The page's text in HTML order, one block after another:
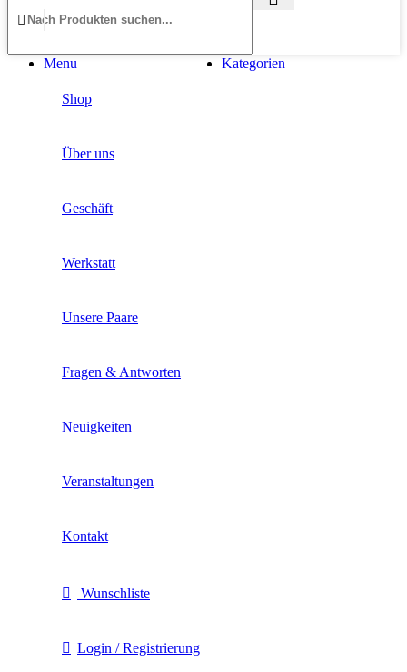
Menu Kategorien
Shop
Über uns
Geschäft
Werkstatt
Unsere Paare
Fragen & Antworten
Neuigkeiten
Veranstaltungen
Kontakt
Wunschliste
Login / Registrierung